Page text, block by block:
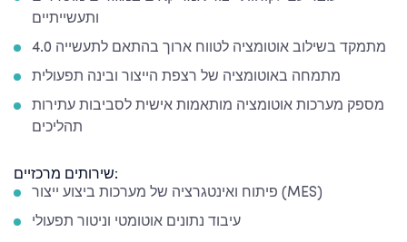
ותעשייתיים
מתמקד בשילוב אוטומציה לטווח ארוך בהתאם לתעשייה 4.0
מתמחה באוטומציה של רצפת הייצור ובינה תפעולית
מספק מערכות אוטומציה מותאמות אישית לסביבות עתירות
תהליכים
שירותים מרכזיים:
פיתוח ואינטגרציה של מערכות ביצוע ייצור (MES)
עיבוד נתונים אוטומטי וניטור תפעולי